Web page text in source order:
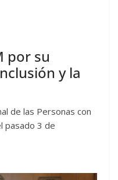
por su
y la
de las Personas con
pasado 3 de